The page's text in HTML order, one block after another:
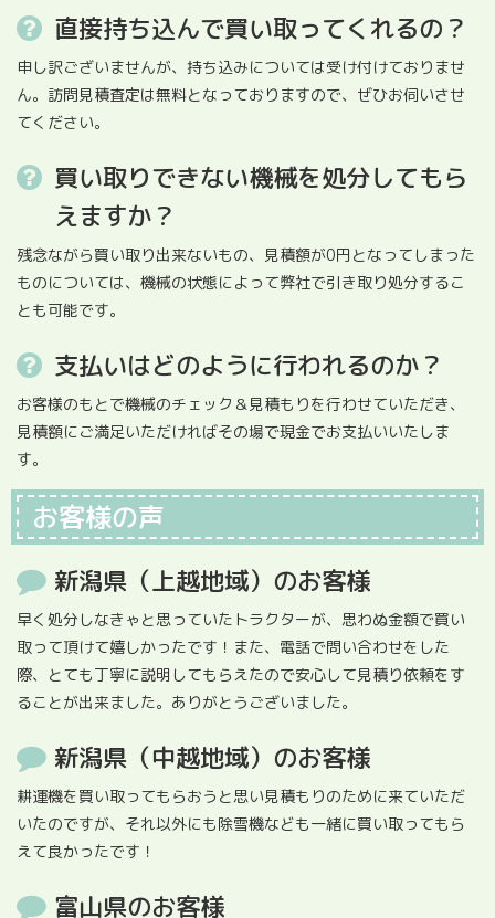
直接持ち込んで買い取ってくれるの？
申し訳ございませんが、持ち込みについては受け付けておりませ
ん。訪問見積査定は無料となっておりますので、ぜひお伺いさせ
てください。
買い取りできない機械を処分してもら
えますか？
残念ながら買い取り出来ないもの、見積額が0円となってしまった
ものについては、機械の状態によって弊社で引き取り処分するこ
とも可能です。
支払いはどのように行われるのか？
お客様のもとで機械のチェック＆見積もりを行わせていただき、
見積額にご満足いただければその場で現金でお支払いいたしま
す。
お客様の声
新潟県（上越地域）のお客様
早く処分しなきゃと思っていたトラクターが、思わぬ金額で買い
取って頂けて嬉しかったです！また、電話で問い合わせをした
際、とても丁寧に説明してもらえたので安心して見積り依頼をす
ることが出来ました。ありがとうございました。
新潟県（中越地域）のお客様
耕運機を買い取ってもらおうと思い見積もりのために来ていただ
いたのですが、それ以外にも除雪機なども一緒に買い取ってもら
えて良かったです！
富山県のお客様